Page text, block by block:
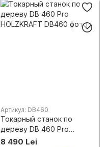
Артикул: DB460
Токарный станок по
дереву DB 460 Pro
HOLZKRAFT
8 490 Lei